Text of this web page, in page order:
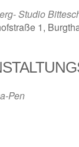
Studio
1,
Pen